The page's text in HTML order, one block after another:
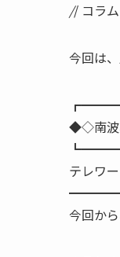
// コラム
今回は
◆◇南波
テレワ
今回か